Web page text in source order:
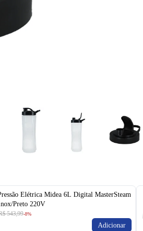
Elétrica Midea 6L Digital MasterSteam
Preto 220V
543,99-8%
Adicionar